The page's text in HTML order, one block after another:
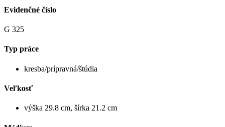
Evidenčné číslo
G 325
Typ práce
kresba/prípravná/štúdia
Veľkosť
výška 29.8 cm, šírka 21.2 cm